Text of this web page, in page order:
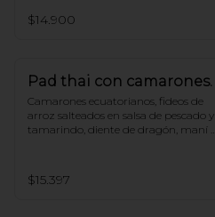
$14.900
Pad thai con camarones.
Camarones ecuatorianos, fideos de
arroz salteados en salsa de pescado y
tamarindo, diente de dragón, maní
$15.397